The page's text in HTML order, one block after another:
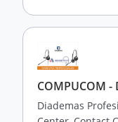
COMPUCOM -
Diademas